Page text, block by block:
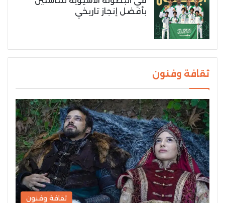
بأفضل إنجاز تاريخي
ثقافة وفنون
ثقافة وفنون